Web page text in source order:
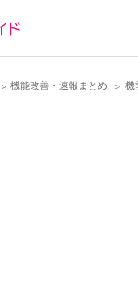
機能改善・速報まとめ 機